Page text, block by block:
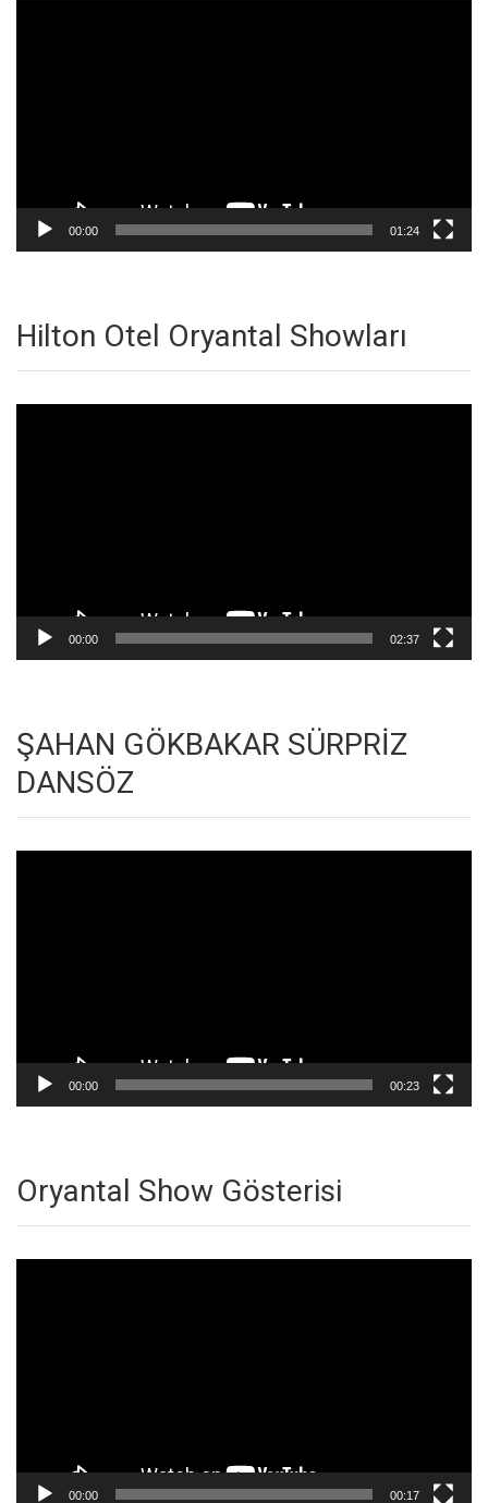
00:00 01:24
Hilton Otel Oryantal Showları
00:00 02:37
ŞAHAN GÖKBAKAR SÜRPRİZ
DANSÖZ
00:00 00:23
Oryantal Show Gösterisi
00:00 00:17